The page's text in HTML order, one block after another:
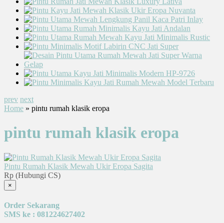
prev next
Home » pintu rumah klasik eropa
pintu rumah klasik eropa
Pintu Rumah Klasik Mewah Ukir Eropa Sagita
Rp (Hubungi CS)
×
Order Sekarang
SMS ke : 081224627402